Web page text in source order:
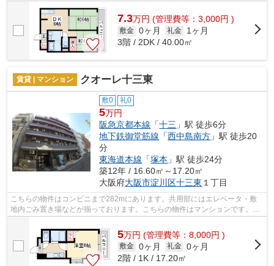
方は当社スタッフまでご連絡ください。...
7.3万円 (管理費等：3,000円 )
敷金 0ヶ月 礼金
1ヶ月
3階 / 2DK / 40.00㎡
賃貸 | マンション クオーレ十三東
敷0 礼0
5万円
阪急京都本線 「十三 」駅 徒歩6分
地下鉄御堂筋線 「西中島南方 」駅 徒歩20
分
東海道本線 「塚本 」駅 徒歩24分
築12年 / 16.60㎡～17.20㎡
大阪府大阪市淀川区十三東 １丁目
こちらの物件はコンビニまで282mにあります。共用部にはエレベータ・敷
地内ごみ置き場などが揃っております。こちらの物件はマンションです。周
5万円 (管理費等：8,000円 )
敷金 0ヶ月 礼金 0ヶ月
2階 / 1K / 17.20㎡